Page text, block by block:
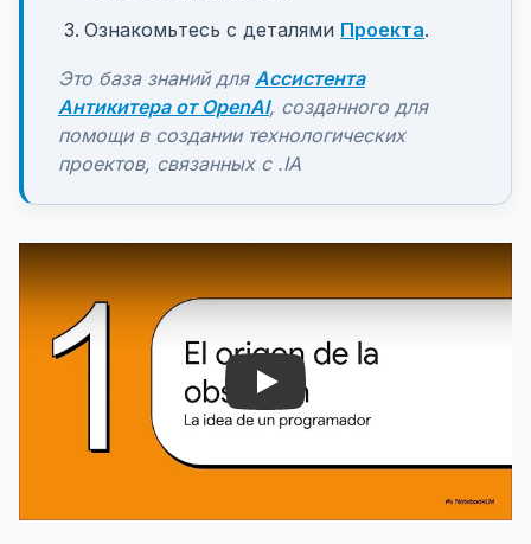
Ознакомьтесь с деталями Проекта.
Это база знаний для Ассистента
Антикитера от OpenAI, созданного для
помощи в создании технологических
проектов, связанных с .IA
Play